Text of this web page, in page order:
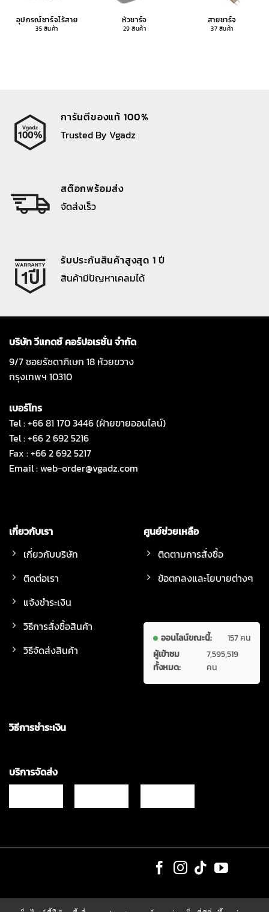
อุปกรณ์ชาร์จไร้สาย
35 สินค้า
หัวชาร์จ
29 สินค้า
สายชาร์จ
37 สินค้า
การันตีของแท้ 100%
Trusted By Vgadz
สต๊อกพร้อมส่ง
จัดส่งเร็ว
รับประกันสินค้าสูงสุด 1 ปี
สินค้ามีปัญหาเคลมได้
บริษัท วีแกดซ์ คอร์ปอเรชั่น จำกัด
9/7 ซอยรัชดาภิเษก 18 ห้วยขวาง
กรุงเทพฯ 10310
เบอร์โทร
Tel : +66 81 170 3446 (ฝ่ายขายออนไลน์)
Tel : +66 2 692 5216
Fax : +66 2 692 5217
Email :web-order@vgadz.com
เกี่ยวกับเรา
เกี่ยวกับบริษัท
ติดต่อเรา
แจ้งชำระเงิน
วิธีการสั่งซื้อสินค้า
วิธีจัดส่งสินค้า
ศูนย์ช่วยเหลือ
ติดตามการสั่งซื้อ
ข้อตกลงและโยบายต่างๆ
ออนไลน์ขณะนี้:
157 คน
ผู้เข้าชม
ทั้งหมด:
7,595,519
คน
วิธีการชำระเงิน
บริการจัดส่ง